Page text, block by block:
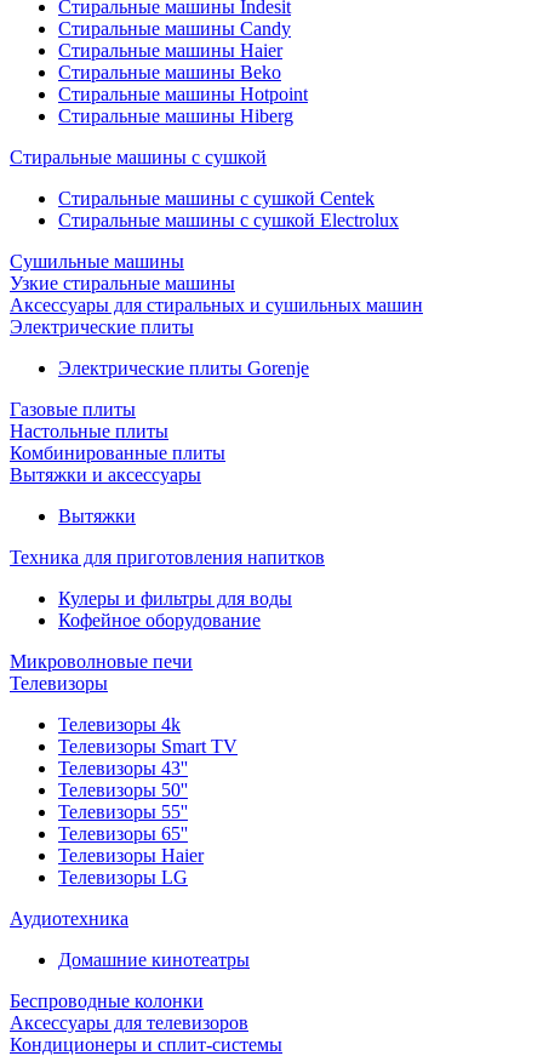
Стиральные машины Indesit
Стиральные машины Candy
Стиральные машины Haier
Стиральные машины Beko
Стиральные машины Hotpoint
Стиральные машины Hiberg
Стиральные машины с сушкой
Стиральные машины с сушкой Centek
Стиральные машины с сушкой Electrolux
Сушильные машины
Узкие стиральные машины
Аксессуары для стиральных и сушильных машин
Электрические плиты
Электрические плиты Gorenje
Газовые плиты
Настольные плиты
Комбинированные плиты
Вытяжки и аксессуары
Вытяжки
Техника для приготовления напитков
Кулеры и фильтры для воды
Кофейное оборудование
Микроволновые печи
Телевизоры
Телевизоры 4k
Телевизоры Smart TV
Телевизоры 43''
Телевизоры 50''
Телевизоры 55''
Телевизоры 65''
Телевизоры Haier
Телевизоры LG
Аудиотехника
Домашние кинотеатры
Беспроводные колонки
Аксессуары для телевизоров
Кондиционеры и сплит-системы